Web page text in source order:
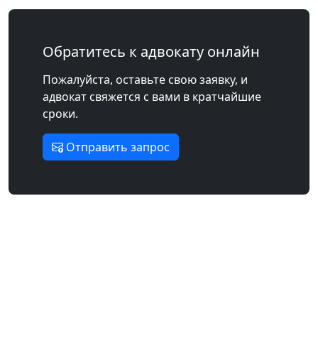
Обратитесь к адвокату онлайн
Пожалуйста, оставьте свою заявку, и
адвокат свяжется с вами в кратчайшие
сроки.
Отправить запрос